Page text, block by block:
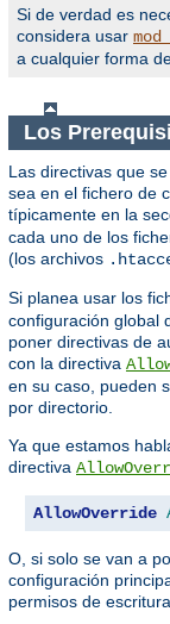
Si de verdad es
considera usar
a cualquier forma
Los
Las directivas que
sea en el fichero de
típicamente en la
cada uno de los
(los archivos
Si planea usar los
configuración global
poner directivas de
con la directiva
en su caso, pueden
por directorio.
Ya que estamos
directiva
AllowOverride
O, si solo se van a
configuración
permisos de